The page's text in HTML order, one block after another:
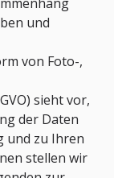
und
von Foto-,
sieht vor,
der Daten
und zu Ihren
stellen wir